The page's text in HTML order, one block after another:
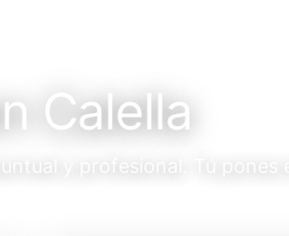
Calella
y profesional. Tú pones el